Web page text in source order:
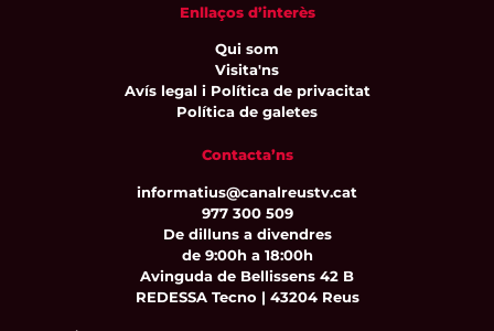
Enllaços d’interès
Qui som
Visita'ns
Avís legal i Política de privacitat
Política de galetes
Contacta’ns
informatius@canalreustv.cat
977 300 509
De dilluns a divendres
de 9:00h a 18:00h
Avinguda de Bellissens 42 B
REDESSA Tecno | 43204 Reus